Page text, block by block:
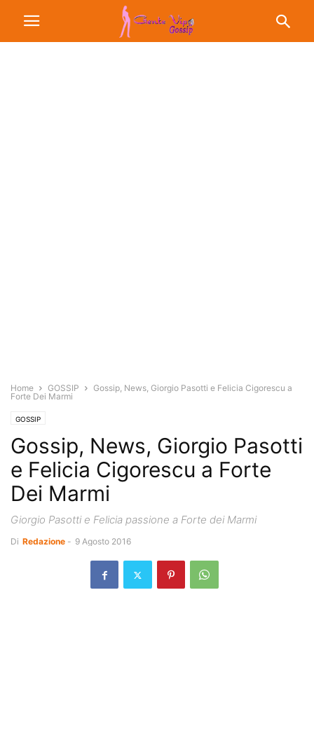
Home GOSSIP
Gossip, News, Giorgio Pasotti e Felicia Cigorescu a
Forte Dei Marmi
GOSSIP
Gossip, News, Giorgio Pasotti
e Felicia Cigorescu a Forte
Dei Marmi
Giorgio Pasotti e Felicia passione a Forte dei Marmi
Di Redazione - 9 Agosto 2016